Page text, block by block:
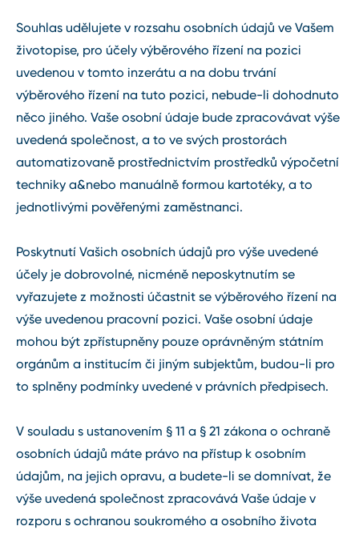
Souhlas udělujete v rozsahu osobních údajů ve Vašem
životopise, pro účely výběrového řízení na pozici
uvedenou v tomto inzerátu a na dobu trvání
výběrového řízení na tuto pozici, nebude-li dohodnuto
něco jiného. Vaše osobní údaje bude zpracovávat výše
uvedená společnost, a to ve svých prostorách
automatizovaně prostřednictvím prostředků výpočetní
techniky a&nebo manuálně formou kartotéky, a to
jednotlivými pověřenými zaměstnanci.
Poskytnutí Vašich osobních údajů pro výše uvedené
účely je dobrovolné, nicméně neposkytnutím se
vyřazujete z možnosti účastnit se výběrového řízení na
výše uvedenou pracovní pozici. Vaše osobní údaje
mohou být zpřístupněny pouze oprávněným státním
orgánům a institucím či jiným subjektům, budou-li pro
to splněny podmínky uvedené v právních předpisech.
V souladu s ustanovením § 11 a § 21 zákona o ochraně
osobních údajů máte právo na přístup k osobním
údajům, na jejich opravu, a budete-li se domnívat, že
výše uvedená společnost zpracovává Vaše údaje v
rozporu s ochranou soukromého a osobního života